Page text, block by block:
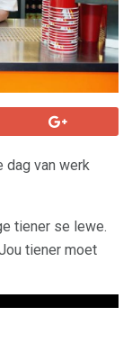
dag van werk
tiener se lewe.
tiener moet